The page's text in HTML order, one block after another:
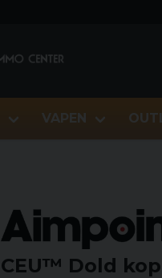
VAPEN
CEU™ Dold